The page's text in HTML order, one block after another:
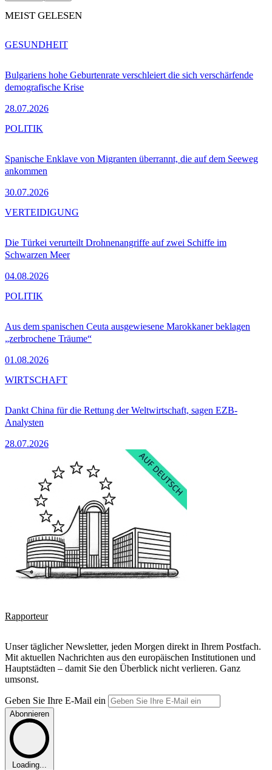
MEIST GELESEN
Bulgariens hohe Geburtenrate verschleiert die sich verschärfende
demografische Krise
28.07.2026
GESUNDHEIT
Spanische Enklave von Migranten überrannt, die auf dem Seeweg
ankommen
30.07.2026
POLITIK
Die Türkei verurteilt Drohnenangriffe auf zwei Schiffe im
Schwarzen Meer
04.08.2026
VERTEIDIGUNG
Aus dem spanischen Ceuta ausgewiesene Marokkaner beklagen
„zerbrochene Träume“
01.08.2026
POLITIK
Dankt China für die Rettung der Weltwirtschaft, sagen EZB-
Analysten
28.07.2026
WIRTSCHAFT
Rapporteur
Unser täglicher Newsletter, jeden Morgen direkt in Ihrem Postfach.
Mit aktuellen Nachrichten aus den europäischen Institutionen und
Hauptstädten – damit Sie den Überblick nicht verlieren. Ganz
umsonst.
Geben Sie Ihre E-Mail ein
Abonnieren
Loading...